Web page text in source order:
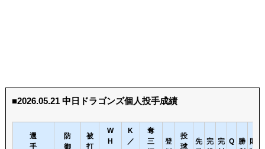
■2026.05.21 中日ドラゴンズ個人投手成績
選
手
防
御
被
打
W
H
K
／
奪
三
登
投
球
先 完 完 Q 勝 敗